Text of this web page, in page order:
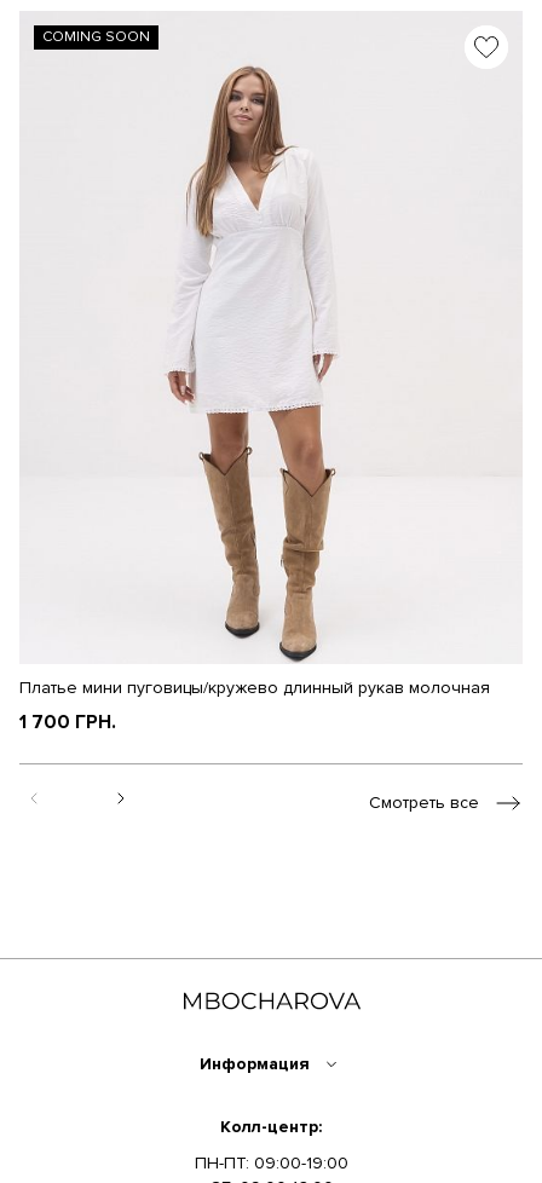
COMING SOON
Платье мини пуговицы/кружево длинный рукав молочная
1 700 ГРН.
Смотреть все
Информация
Колл-центр:
ПН-ПТ: 09:00-19:00